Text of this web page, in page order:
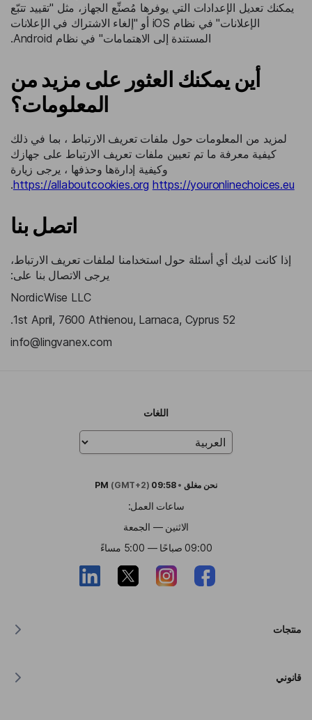
يمكنك تعديل الإعدادات التي يوفرها مُصنِّع الجهاز، مثل "تقييد تتبّع
الإعلانات" في نظام iOS أو "إلغاء الاشتراك في الإعلانات
المستندة إلى الاهتمامات" في نظام Android.
أين يمكنك العثور على مزيد من
المعلومات؟
لمزيد من المعلومات حول ملفات تعريف الارتباط ، بما في ذلك
كيفية معرفة ما تم تعيين ملفات تعريف الارتباط على جهازك
وكيفية إدارةها وحذفها ، يرجى زيارة
https://allaboutcookies.org https://youronlinechoices.eu
.
اتصل بنا
إذا كانت لديك أي أسئلة حول استخدامنا لملفات تعريف الارتباط،
يرجى الاتصال بنا على:
NordicWise LLC
52 1st April, 7600 Athienou, Larnaca, Cyprus.
info@lingvanex.com
اللغات
نحن مغلق •
09:58 PM
(GMT+2)
ساعات العمل:
الاثنين — الجمعة
09:00 صباحًا — 5:00 مساءً
منتجات
قانوني